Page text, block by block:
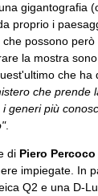
gigantografia
proprio i
possono
la mostra
che ha
che prende
generi più
.
di Piero Percoco
impiegate. In
Q2 e una D-